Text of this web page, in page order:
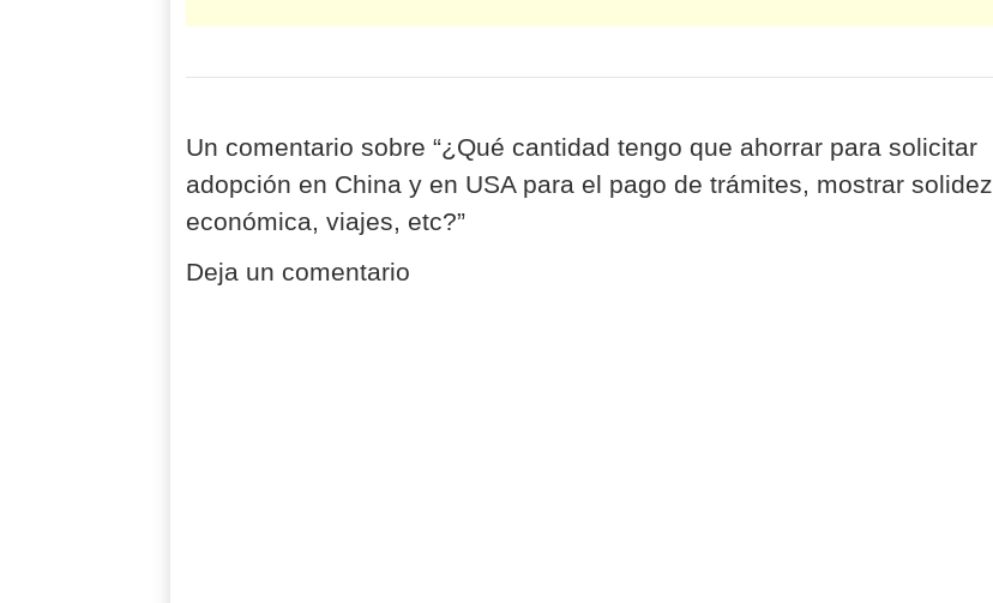
Un comentario sobre “¿Qué cantidad tengo que ahorrar para solicitar
adopción en China y en USA para el pago de trámites, mostrar solidez
económica, viajes, etc?”
Deja un comentario